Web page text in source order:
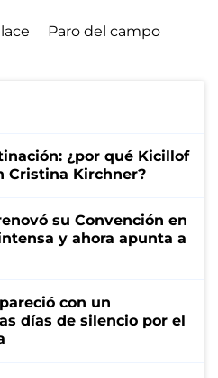
Paro del campo
¿por qué Kicillof
Cristina Kirchner?
su Convención en
y ahora apunta a
con un
días de silencio por el